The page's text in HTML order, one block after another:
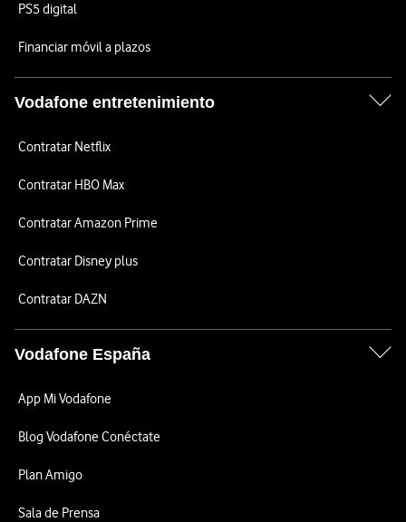
PS5 digital
Financiar móvil a plazos
Vodafone entretenimiento
Contratar Netflix
Contratar HBO Max
Contratar Amazon Prime
Contratar Disney plus
Contratar DAZN
Vodafone España
App Mi Vodafone
Blog Vodafone Conéctate
Plan Amigo
Sala de Prensa